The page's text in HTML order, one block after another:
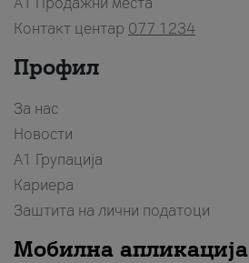
Контакт центар 077 1234
Профил
За нас
Новости
А1 Групација
Кариера
Заштита на лични податоци
Мобилна апликација